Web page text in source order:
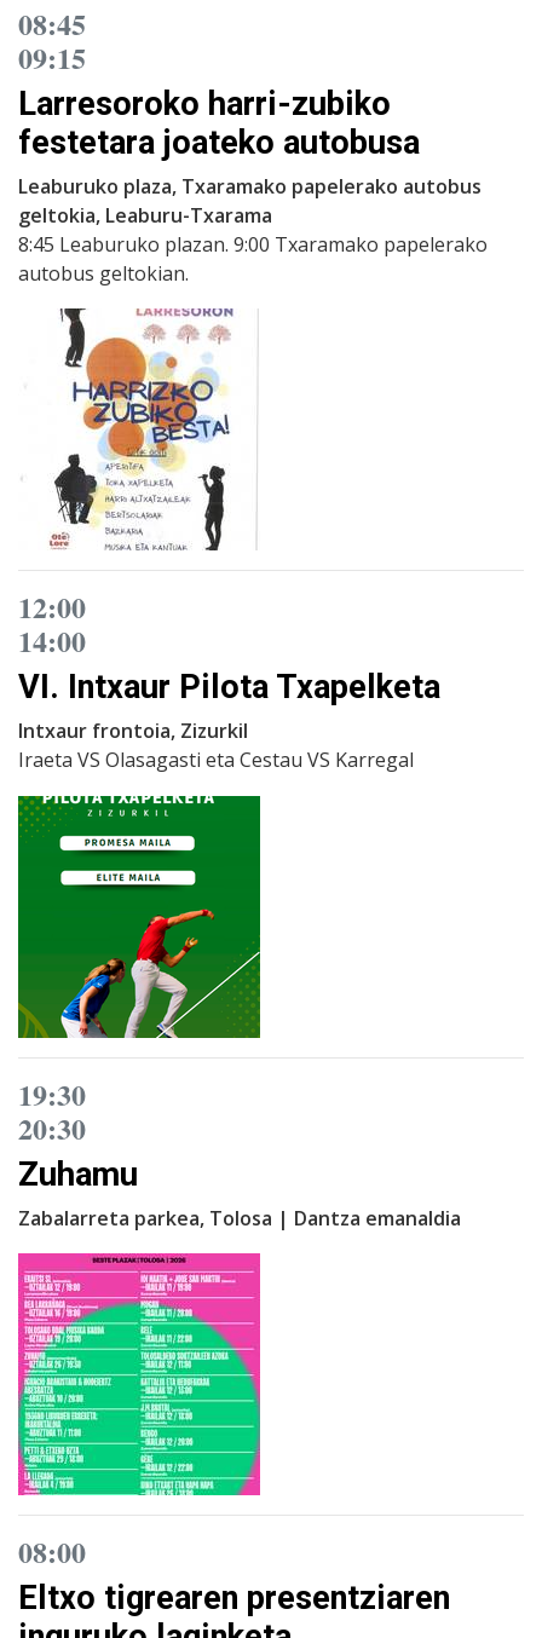
08:45
09:15
Larresoroko harri-zubiko
festetara joateko autobusa
Leaburuko plaza, Txaramako papelerako autobus
geltokia, Leaburu-Txarama
8:45 Leaburuko plazan. 9:00 Txaramako papelerako
autobus geltokian.
12:00
14:00
VI. Intxaur Pilota Txapelketa
Intxaur frontoia, Zizurkil
Iraeta VS Olasagasti eta Cestau VS Karregal
19:30
20:30
Zuhamu
Zabalarreta parkea, Tolosa | Dantza emanaldia
08:00
Eltxo tigrearen presentziaren